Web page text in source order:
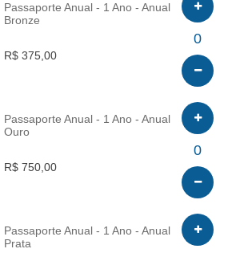
Passaporte Anual - 1 Ano - Anual
Bronze
R$ 375,00
0
Passaporte Anual - 1 Ano - Anual
Ouro
R$ 750,00
0
Passaporte Anual - 1 Ano - Anual
Prata